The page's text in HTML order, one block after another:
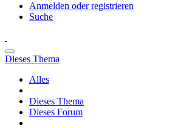
Anmelden oder registrieren
Suche
Dieses Thema
Alles
Dieses Thema
Dieses Forum